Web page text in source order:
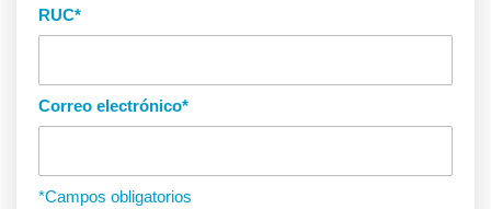
RUC*
Correo electrónico*
*Campos obligatorios